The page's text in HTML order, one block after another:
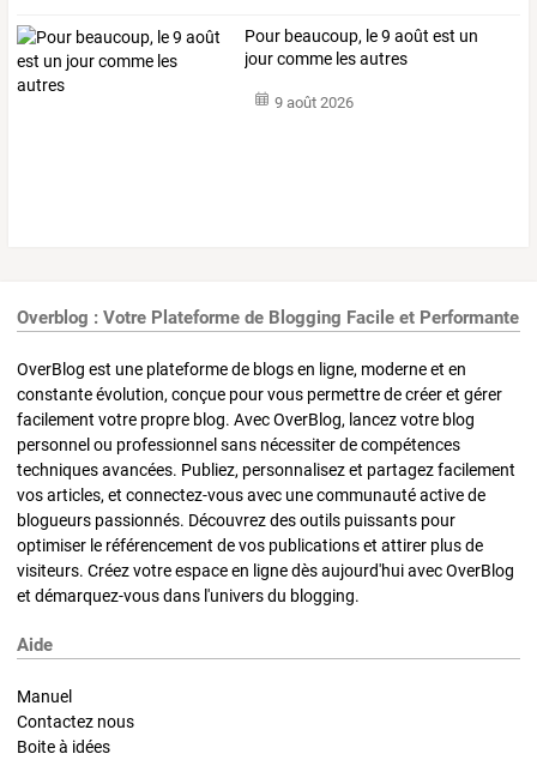
Pour beaucoup, le 9 août est un
jour comme les autres
9 août 2026
Overblog : Votre Plateforme de Blogging Facile et Performante
OverBlog est une plateforme de blogs en ligne, moderne et en
constante évolution, conçue pour vous permettre de créer et gérer
facilement votre propre blog. Avec OverBlog, lancez votre blog
personnel ou professionnel sans nécessiter de compétences
techniques avancées. Publiez, personnalisez et partagez facilement
vos articles, et connectez-vous avec une communauté active de
blogueurs passionnés. Découvrez des outils puissants pour
optimiser le référencement de vos publications et attirer plus de
visiteurs. Créez votre espace en ligne dès aujourd'hui avec OverBlog
et démarquez-vous dans l'univers du blogging.
Aide
Manuel
Contactez nous
Boite à idées